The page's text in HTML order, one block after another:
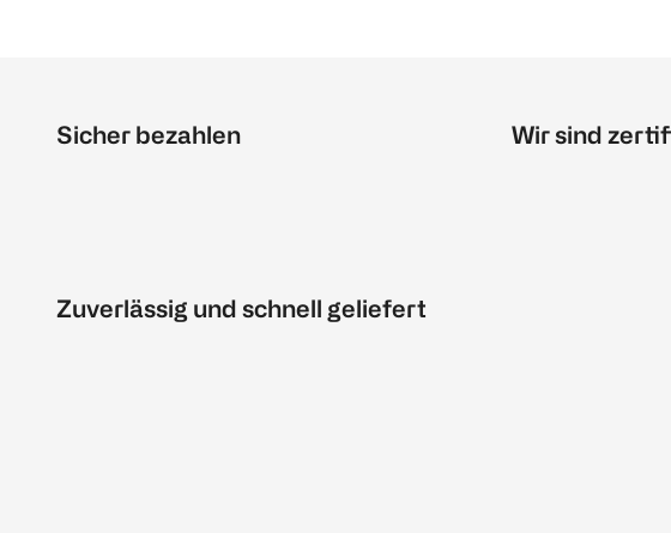
Sicher bezahlen
Zuverlässig und schnell geliefert
Wir sind